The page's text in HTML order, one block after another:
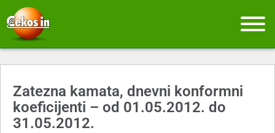
Zatezna kamata, dnevni konformni
koeficijenti – od 01.05.2012. do
31.05.2012.